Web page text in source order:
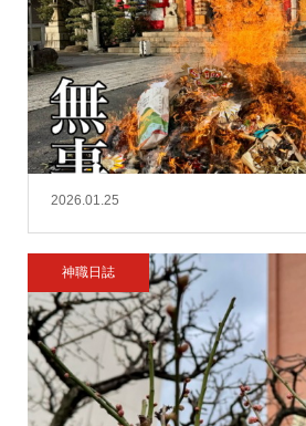
2026.01.25
神職日誌